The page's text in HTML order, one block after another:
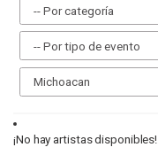
¡No hay artistas disponibles!